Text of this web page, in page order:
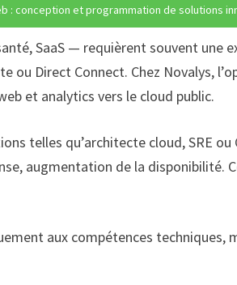
: conception et programmation de solutions
SaaS — requièrent souvent une
ou Direct Connect. Chez Novalys,
et analytics vers le cloud public.
telles qu’architecte cloud, SRE
augmentation de la disponibilité.
aux compétences